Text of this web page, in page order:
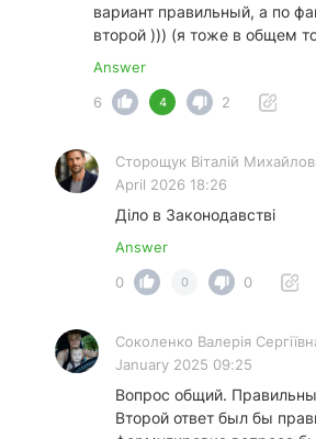
вариант правильный, а по
второй ))) (я тоже в общем
Answer
6
4 2
Сторощук Віталій
April 2026 18:26
Діло в Законодавстві
Answer
0
0 0
Соколенко Валерія
January 2025 09:25
Вопрос общий.
Второй ответ был бы